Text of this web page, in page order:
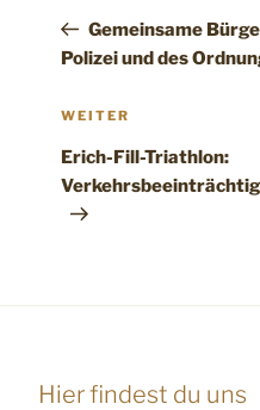
Gemeinsame
Polizei und des
Nächster
WEITER
Erich-Fill-Triathlon:
Hier findest du uns